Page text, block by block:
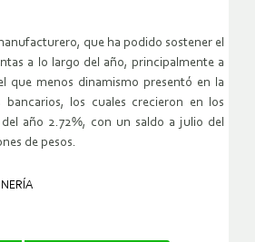
que ha podido sostener el
a lo largo del año, principalmente a
que menos dinamismo presentó en la
bancarios, los cuales crecieron en los
año 2.72%, con un saldo a julio del
de pesos.